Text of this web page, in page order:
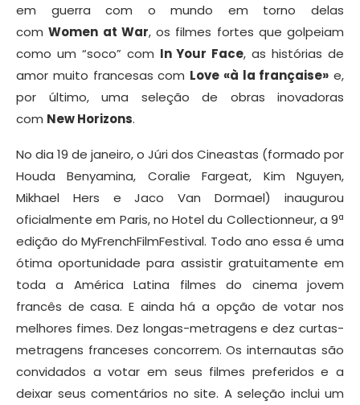
em guerra com o mundo em torno delas
comWomen at War, os filmes fortes que golpeiam
como um “soco” com In Your Face, as histórias de
amor muito francesas com Love «à la française» e,
por último, uma seleção de obras inovadoras
com New Horizons.
No dia 19 de janeiro, o Júri dos Cineastas (formado por
Houda Benyamina, Coralie Fargeat, Kim Nguyen,
Mikhael Hers e Jaco Van Dormael) inaugurou
oficialmente em Paris, no Hotel du Collectionneur, a 9ª
edição do MyFrenchFilmFestival. Todo ano essa é uma
ótima oportunidade para assistir gratuitamente em
toda a América Latina filmes do cinema jovem
francês de casa. E ainda há a opção de votar nos
melhores fimes. Dez longas-metragens e dez curtas-
metragens franceses concorrem. Os internautas são
convidados a votar em seus filmes preferidos e a
deixar seus comentários no site. A seleção inclui um